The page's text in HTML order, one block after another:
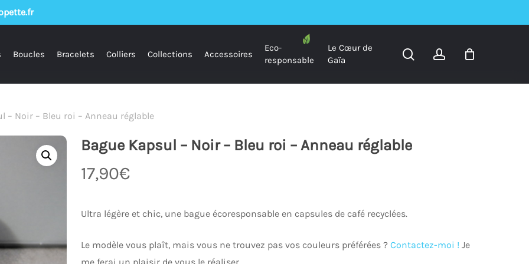
Boucles Bracelets Colliers Collections Accessoires
Eco-
responsable
Le Cœur de
Gaïa
searchaccount
– Noir – Bleu roi – Anneau réglable
Bague Kapsul – Noir – Bleu roi – Anneau réglable
17,90€
Ultra légère et chic, une bague écoresponsable en capsules de café recyclées.
Le modèle vous plaît, mais vous ne trouvez pas vos couleurs préférées ? Contactez-moi ! Je